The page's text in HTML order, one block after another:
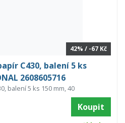
42% / -67 Kč
C430, balení 5 ks
2608605716
balení 5 ks 150 mm, 40
Koupit